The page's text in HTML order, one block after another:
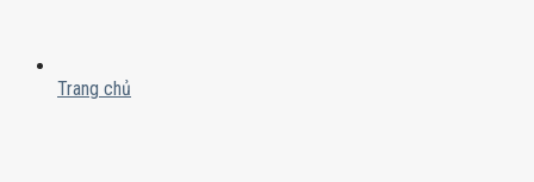
Trang chủ